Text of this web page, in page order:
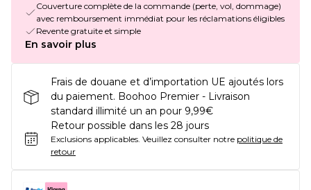
Couverture complète de la commande (perte, vol, dommage)
avec remboursement immédiat pour les réclamations éligibles
Revente gratuite et simple
En savoir plus
Frais de douane et d’importation UE ajoutés lors
du paiement. Boohoo Premier - Livraison
standard illimité un an pour 9,99€
Retour possible dans les 28 jours
Exclusions applicables. Veuillez consulter notre politique de
retour